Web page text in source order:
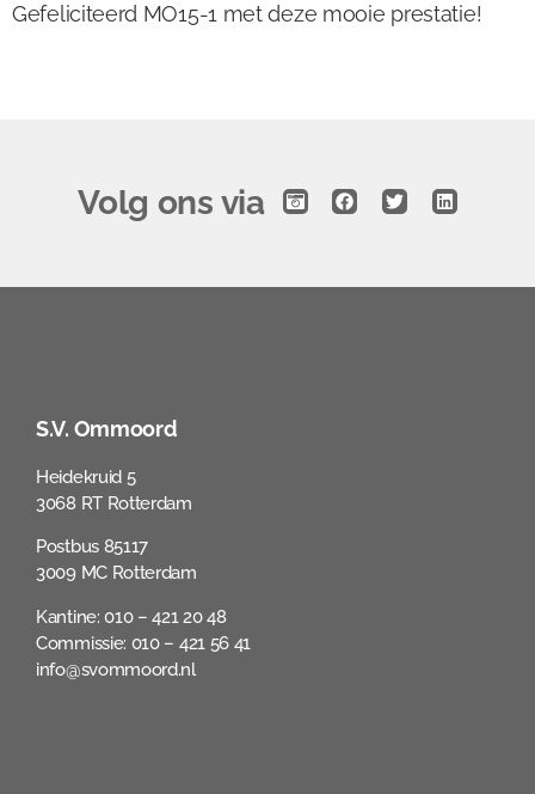
Gefeliciteerd MO15-1 met deze mooie prestatie!
Volg ons via
S.V. Ommoord
Heidekruid 5
3068 RT Rotterdam
Postbus 85117
3009 MC Rotterdam
Kantine: 010 – 421 20 48
Commissie: 010 – 421 56 41
info@svommoord.nl